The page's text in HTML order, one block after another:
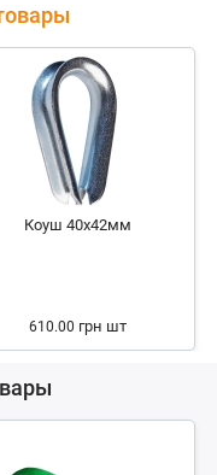
Коуш 40х42мм
610.00 грн шт